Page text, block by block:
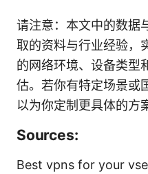
请注意：本文中的数据
取的资料与行业经验，
的网络环境、设备类型
估。若你有特定场景或
以为你定制更具体的方
Sources:
Best vpns for your